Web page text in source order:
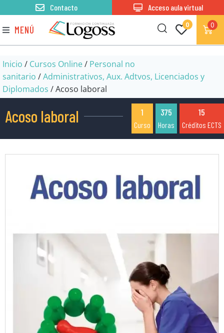
MENÚ 0 0
Contacto Acceso aula virtual
Inicio / Cursos Online/ Personal no
sanitario /Administrativos, Aux. Adtvos, Licenciados y
Diplomados / Acoso laboral
Acoso laboral 1
Curso
375
Horas
15
Créditos ECTS